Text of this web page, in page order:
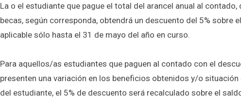
La o el estudiante que pague el total del arancel anual al
becas, según corresponda, obtendrá un descuento del 5% sobre
aplicable sólo hasta el 31 de mayo del año en curso.
Para aquellos/as estudiantes que paguen al contado con el
presenten una variación en los beneficios obtenidos y/o
del estudiante, el 5% de descuento será recalculado sobre el